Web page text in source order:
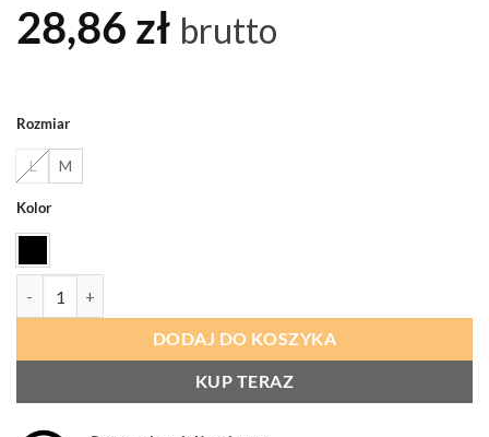
28,86 zł brutto
Rozmiar
L M
Kolor
DODAJ DO KOSZYKA
KUP TERAZ